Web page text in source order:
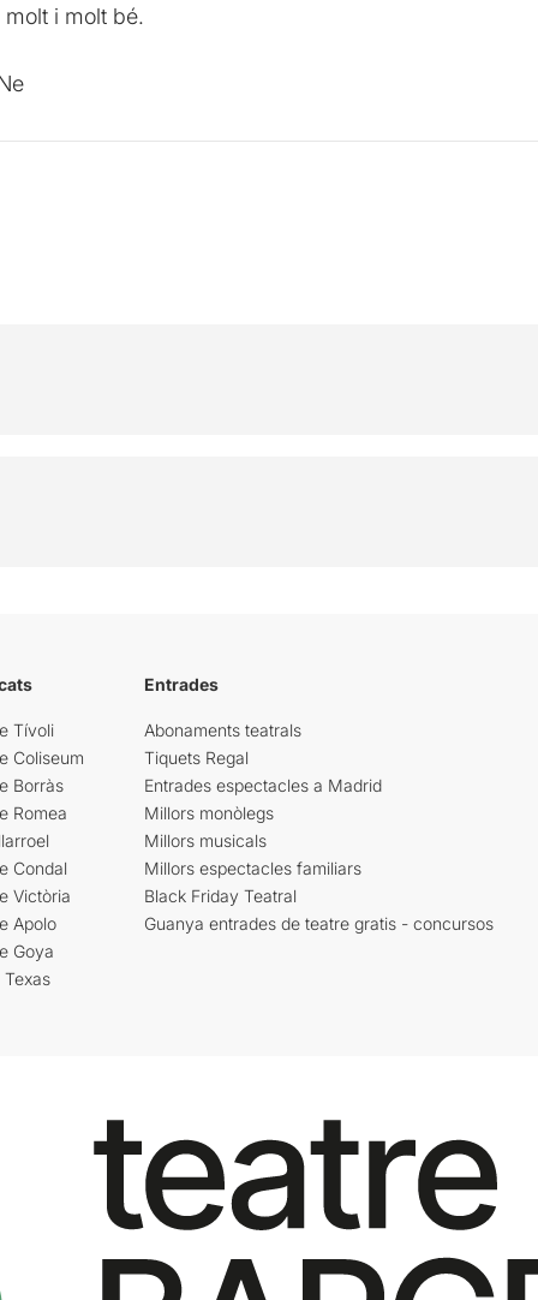
i molt bé.
Tívoli
Coliseum
Borràs
Romea
Condal
Victòria
Apolo
Goya
Texas
Entrades
Abonaments teatrals
Tiquets Regal
Entrades espectacles a Madrid
Millors monòlegs
Millors musicals
Millors espectacles familiars
Black Friday Teatral
Guanya entrades de teatre gratis - concursos